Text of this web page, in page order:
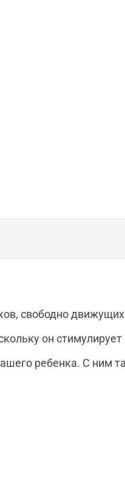
свободно
он стимулирует
ребенка. С ним